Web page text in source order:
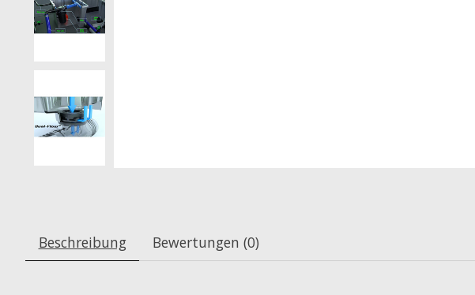
Beschreibung Bewertungen (0)